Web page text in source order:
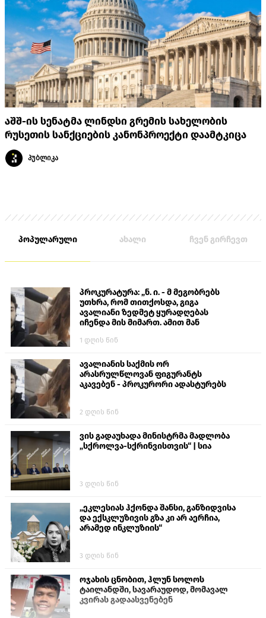
აშშ-ის სენატმა ლინდსი გრემის სახელობის
რუსეთის სანქციების კანონპროექტი დაამტკიცა
პუბლიკა
პოპულარული ახალი ჩვენ გირჩევთ
პროკურატურა: „ნ. ი. - მ მეგობრებს
უთხრა, რომ თითქოსდა, გიგა
ავალიანი ზედმეტ ყურადღებას
იჩენდა მის მიმართ. ამით მან
თავს დასხმოდა გიგა ავალიანს“
1 დღის წინ
ავალიანის საქმის ორ
არასრულწლოვან ფიგურანტს
აკავებენ - პროკურორი ადასტურებს
2 დღის წინ
ვის გადაუხადა მინისტრმა მადლობა
„სქროლვა-სქრინვისთვის“ | სია
3 დღის წინ
„ეკლესიას ჰქონდა შანსი, განზიდვისა
და ექსკლუზივის გზა კი არ აერჩია,
არამედ ინკლუზიის“
3 დღის წინ
ოჯახის ცნობით, ჰლუნ სოლოს
ტაილანდში, სავარაუდოდ, მომავალ
კვირას გადაასვენებენ